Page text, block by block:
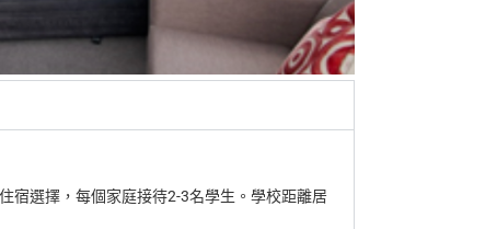
宿選擇，每個家庭接待2-3名學生。學校距離居